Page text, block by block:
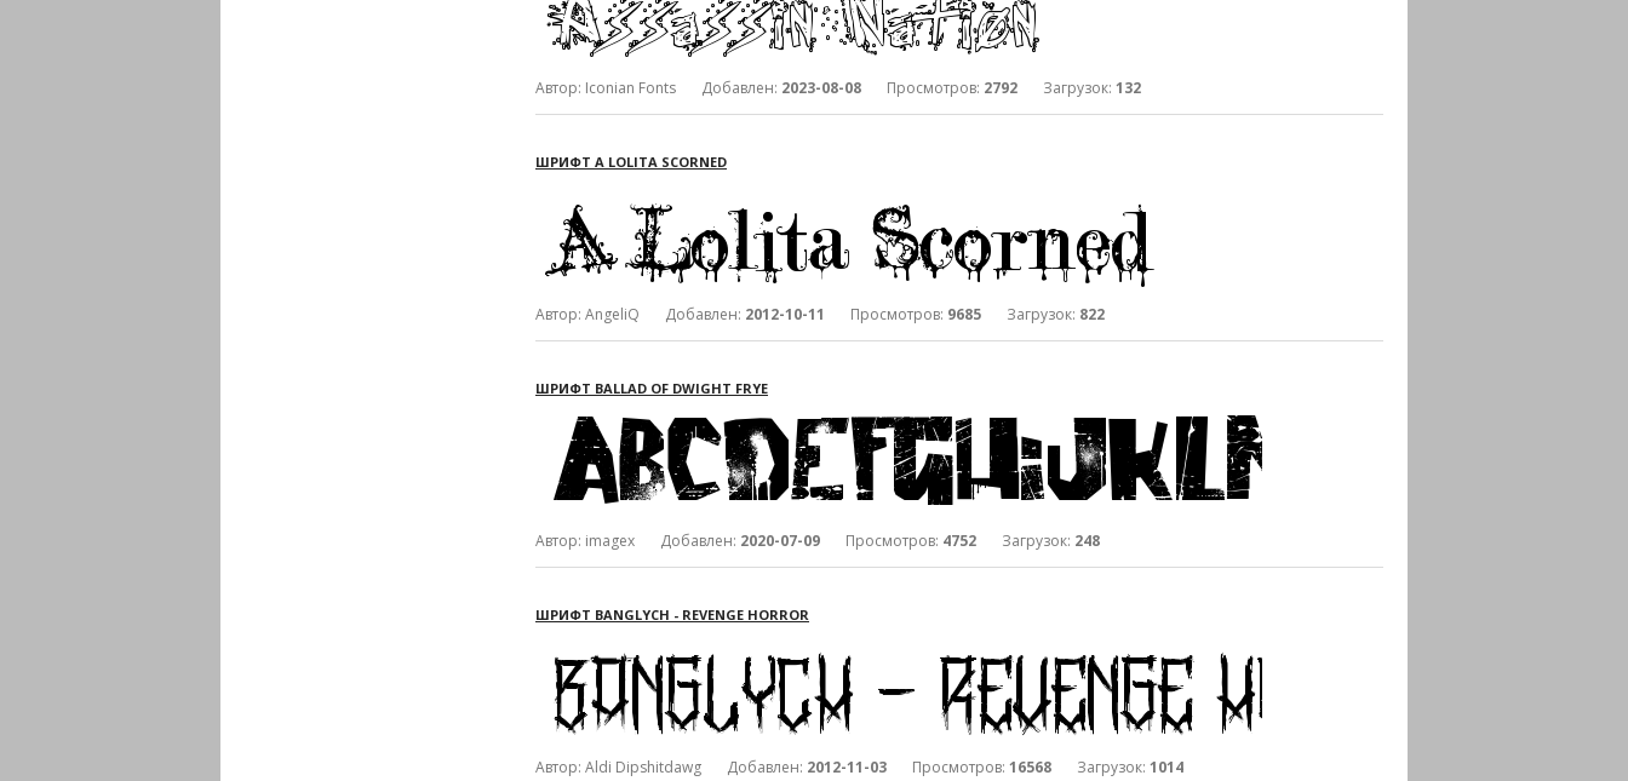
Автор: Iconian Fonts Добавлен: 2023-08-08 Просмотров: 2792 Загрузок: 132
ШРИФТ A LOLITA SCORNED
Автор: AngeliQ Добавлен: 2012-10-11 Просмотров: 9685 Загрузок: 822
ШРИФТ BALLAD OF DWIGHT FRYE
Автор: imagex Добавлен: 2020-07-09 Просмотров: 4752 Загрузок: 248
ШРИФТ BANGLYCH - REVENGE HORROR
Автор: Aldi Dipshitdawg Добавлен: 2012-11-03 Просмотров: 16568 Загрузок: 1014